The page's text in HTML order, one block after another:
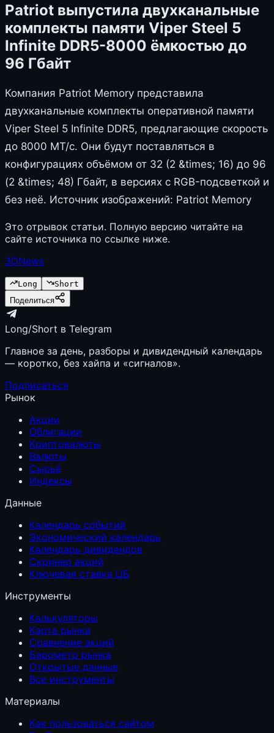
Patriot выпустила двухканальные
комплекты памяти Viper Steel 5
Infinite DDR5-8000 ёмкостью до
96 Гбайт
Компания Patriot Memory представила
двухканальные комплекты оперативной памяти
Viper Steel 5 Infinite DDR5, предлагающие скорость
до 8000 МТ/с. Они будут поставляться в
конфигурациях объёмом от 32 (2 &times; 16) до 96
(2 &times; 48) Гбайт, в версиях с RGB-подсветкой и
без неё. Источник изображений: Patriot Memory
Это отрывок статьи. Полную версию читайте на
сайте источника по ссылке ниже.
3DNews
Long
Short
Поделиться
Long/Short в Telegram
Главное за день, разборы и дивидендный календарь
— коротко, без хайпа и «сигналов».
Подписаться
Рынок
Акции
Облигации
Криптовалюты
Валюты
Сырьё
Индексы
Данные
Календарь событий
Экономический календарь
Календарь дивидендов
Скринер акций
Ключевая ставка ЦБ
Инструменты
Калькуляторы
Карта рынка
Сравнение акций
Барометр рынка
Открытые данные
Все инструменты
Материалы
Как пользоваться сайтом